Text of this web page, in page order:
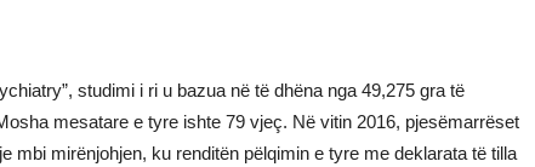
studimi i ri u bazua në të dhëna nga 49,275 gra të
mesatare e tyre ishte 79 vjeç. Në vitin 2016, pjesëmarrëset
mbi mirënjohjen, ku renditën pëlqimin e tyre me deklarata të tilla